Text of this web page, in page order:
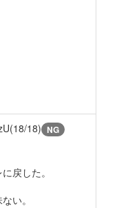
18) NG
戻した。
い。